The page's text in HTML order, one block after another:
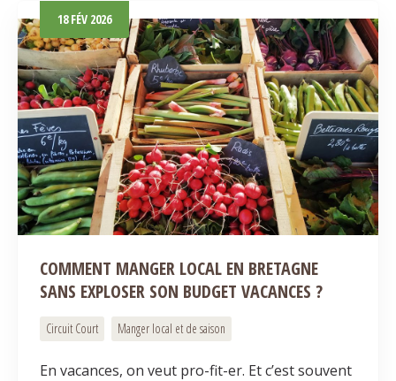
18FÉV 2026
COMMENT MANGER LOCAL EN BRETAGNE
SANS EXPLOSER SON BUDGET VACANCES ?
Circuit Court Manger local et de saison
En vacances, on veut pro-fit-er. Et c’est souvent